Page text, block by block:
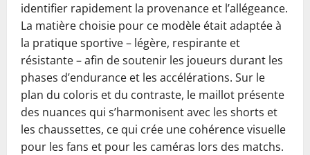
identifier rapidement la provenance et l’allégeance.
La matière choisie pour ce modèle était adaptée à
la pratique sportive – légère, respirante et
résistante – afin de soutenir les joueurs durant les
phases d’endurance et les accélérations. Sur le
plan du coloris et du contraste, le maillot présente
des nuances qui s’harmonisent avec les shorts et
les chaussettes, ce qui crée une cohérence visuelle
pour les fans et pour les caméras lors des matchs.